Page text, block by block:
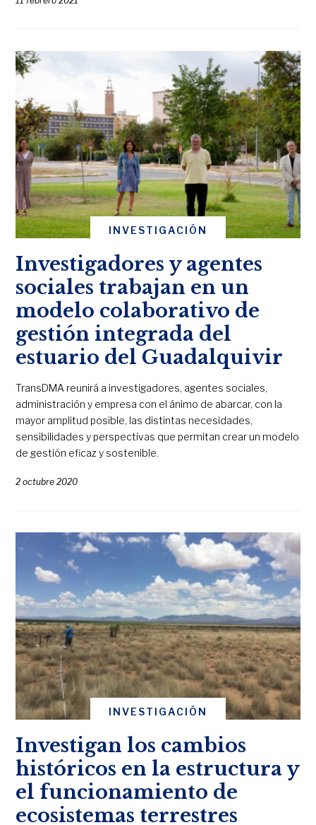
INVESTIGACIÓN
Investigadores y agentes
sociales trabajan en un
modelo colaborativo de
gestión integrada del
estuario del Guadalquivir
TransDMA reunirá a investigadores, agentes sociales,
administración y empresa con el ánimo de abarcar, con la
mayor amplitud posible, las distintas necesidades,
sensibilidades y perspectivas que permitan crear un modelo
de gestión eficaz y sostenible.
2 octubre 2020
INVESTIGACIÓN
Investigan los cambios
históricos en la estructura y
el funcionamiento de
ecosistemas terrestres